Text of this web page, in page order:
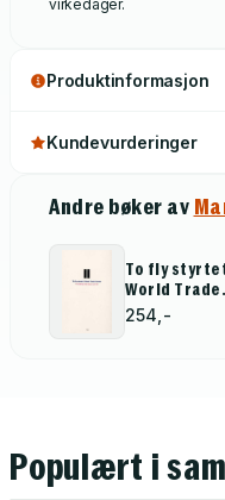
virkedager.
Produktinformasjon
Kundevurderinger
Andre bøker av
To fly
World Trade
Center
254,-
Populært i